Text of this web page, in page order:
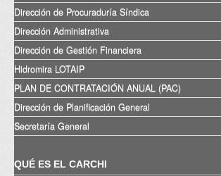
Dirección de Procuraduría Síndica
Dirección Administrativa
Dirección de Gestión Financiera
Hidromira LOTAIP
PLAN DE CONTRATACIÓN ANUAL (PAC)
Dirección de Planificación General
Secretaría General
QUÉ ES EL CARCHI